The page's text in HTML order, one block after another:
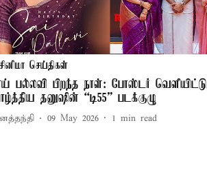
சினிமா செய்திகள்
பல்லவி பிறந்த நாள்: போஸ்டர் வெளியிட்டு
தனுஷின் “டி55” படக்குழு
09 May 2026 1 min read